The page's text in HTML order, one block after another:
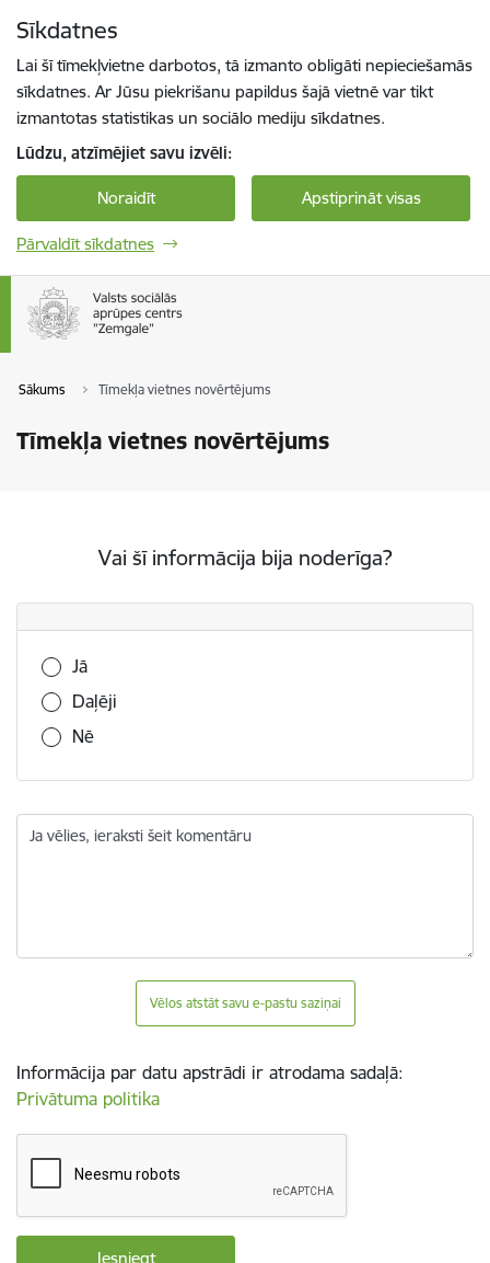
Sīkdatnes
Lai šī tīmekļvietne darbotos, tā izmanto obligāti nepieciešamās
sīkdatnes. Ar Jūsu piekrišanu papildus šajā vietnē var tikt
izmantotas statistikas un sociālo mediju sīkdatnes.
Lūdzu, atzīmējiet savu izvēli:
Noraidīt Apstiprināt visas
Pārvaldīt sīkdatnes
Sākums Tīmekļa vietnes novērtējums
Tīmekļa vietnes novērtējums
Vai šī informācija bija noderīga?
Vai šī informācija bija noderīga?
Jā
Daļēji
Nē
Ja vēlies, ieraksti šeit komentāru
Vēlos atstāt savu e-pastu saziņai
Informācija par datu apstrādi ir atrodama sadaļā:
Privātuma politika